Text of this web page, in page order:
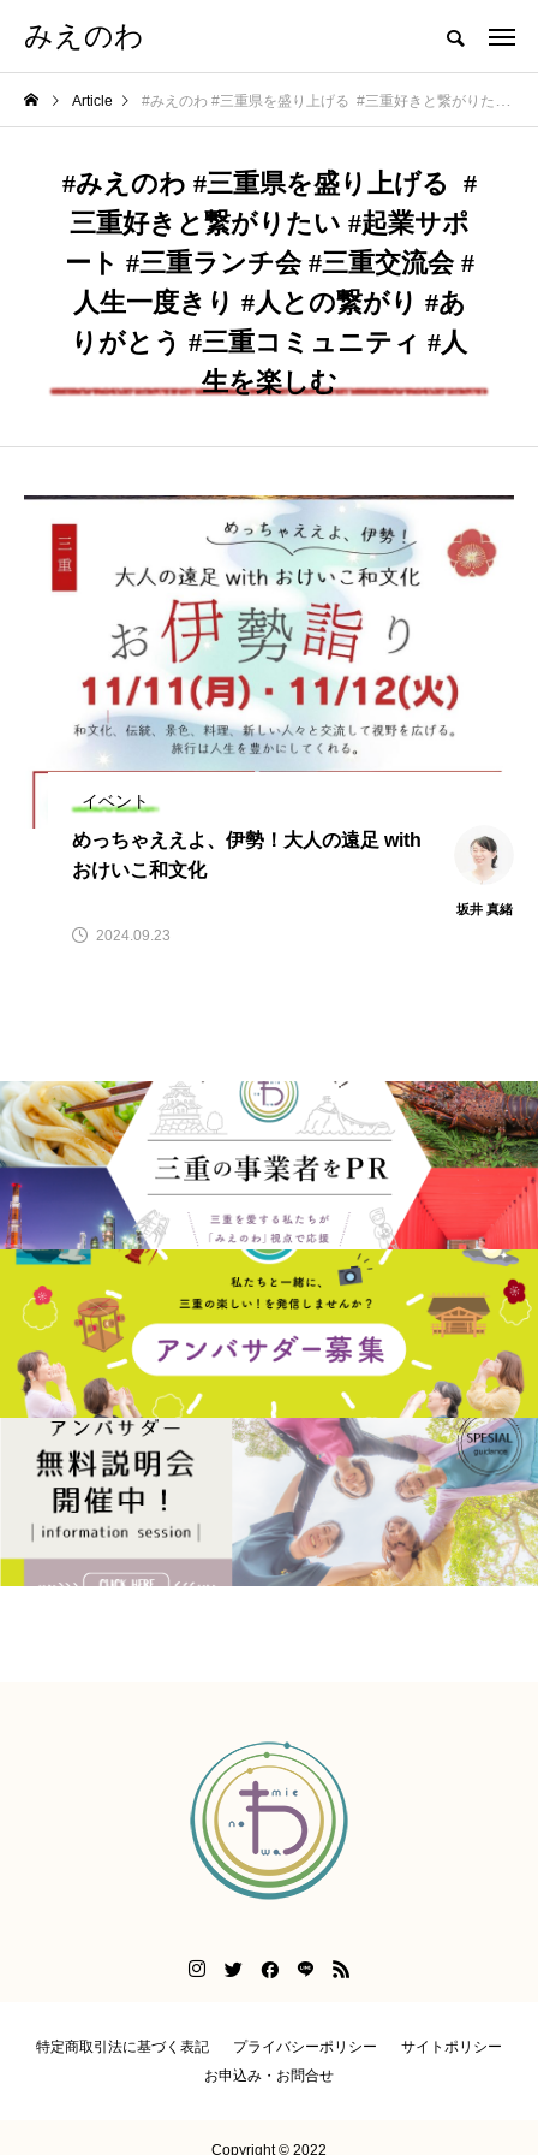
みえのわ
Article ⁡#みえのわ⁡ ⁡#三重県を盛り上げる ⁡ ⁡#三重好きと繋がりたい⁡ ⁡#起業サポート⁡ ⁡#三重ランチ会⁡ ⁡#三重交流会⁡ ⁡#人生一度きり⁡ ⁡#人との繋がり⁡ #ありがとう #三重コミュニティ #人生を楽しむ
⁡#みえのわ⁡ ⁡#三重県を盛り上げる ⁡ ⁡#
三重好きと繋がりたい⁡ ⁡#起業サポ
ート⁡ ⁡#三重ランチ会⁡ ⁡#三重交流会⁡ ⁡#
人生一度きり⁡ ⁡#人との繋がり⁡ #あ
りがとう #三重コミュニティ #人
生を楽しむ
イベント
めっちゃええよ、伊勢！大人の遠足 with
おけいこ和文化
坂井 真緒
2024.09.23
特定商取引法に基づく表記 プライバシーポリシー
サイトポリシー
お申込み・お問合せ
Copyright © 2022